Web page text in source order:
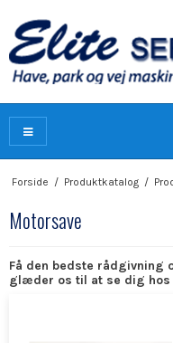
Forside / Produktkatalog /
Motorsave
Få den bedste rådgivning
glæder os til at se dig hos